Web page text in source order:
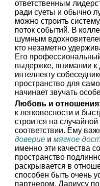
ответственным
ради суеты и обычно
можно строить
поток событий. В
шумным
кто незаметно
Его
выдержке, внимании к
интеллекту
пространство для
начинает звучать
Любовь и
к легковесности и
строится на
соответствии. Ему
доверие и мягкое
именно эти качества
пространство
раскрывается в
способен быть очень
партнером. Дариусу